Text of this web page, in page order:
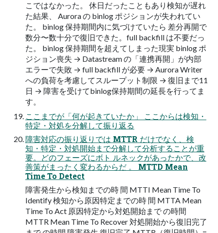
こではなかった。 休日だったこともあり検知が遅れ
た結果、 Aurora の binlog ポジションが失われてい
た。 binlog 保持期間内に気づけていたら 差分再開で
数分〜数十分で復旧できた。full backfill は不要だっ
た。 binlog 保持期間を超えてしまった現実 binlog ポ
ジション喪失 → Datastream の「連携再開」が内部
エラーで失敗 → full backfill が必要 → Aurora Writer
への負荷を考慮してスループット制限 → 復旧まで11
日 → 障害を受けてbinlog保持期間の延長を行ってま
す。
ここまでが「何が起きていたか」 ここからは検知・
特定・対処を分解して振り返る
障害対応の振り返りでは MTTR だけでなく、検
知・特定・対処開始まで分解して分析することが重
要。どのフェーズにボト ルネックがあったかで、改
善策がまったく変わるからだ 。 MTTD Mean
Time To Detect
障害発生から検知までの時 間 MTTI Mean Time To
Identify 検知から原因特定までの時 間 MTTA Mean
Time To Act 原因特定から対処開始まで の時間
MTTR Mean Time To Recover 対処開始から復旧完了